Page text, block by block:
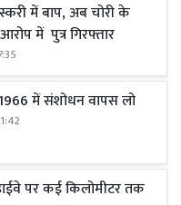
में बाप, अब चोरी के
में पुत्र गिरफ्तार
में संशोधन वापस लो
पर कई किलोमीटर तक